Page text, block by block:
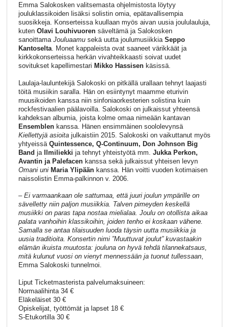
Emma Salokosken valitsemasta ohjelmistosta löytyy
jouluklassikoiden lisäksi solistin omia, epätavallisempia
suosikkeja. Konserteissa kuullaan myös aivan uusia joululauluja,
kuten Olavi Louhivuorensäveltämä ja Salokosken
sanoittama Jouluaamusekä uutta joulumusiikkia Seppo
Kantoselta. Monet kappaleista ovat saaneet värikkäät ja
kirkkokonserteissa herkän vivahteikkaasti soivat uudet
sovitukset kapellimestari Mikko Hassisen käsissä.
Laulaja-lauluntekijä Salokoski on pitkällä urallaan tehnyt laajasti
töitä musiikin saralla. Hän on esiintynyt maamme eturivin
muusikoiden kanssa niin sinfoniaorkesterien solistina kuin
rockfestivaalien päälavoilla. Salokoski on julkaissut yhteensä
kahdeksan albumia, joista kolme omaa nimeään kantavan
Ensemblen kanssa. Hänen ensimmäinen soololevynsä
Kiellettyjä asioita julkaistiin 2015. Salokoski on vaikuttanut myös
yhtyeissä Quintessence, Q-Continuum, Don Johnson Big
Band ja Ilmiliekki ja tehnyt yhteistyötä mm. Jukka Perkon,
Avantin ja Palefacen kanssa sekä julkaissut yhteisen levyn
Omani uni Maria Ylipään kanssa. Hän voitti vuoden kotimaisen
naissolistin Emma-palkinnon v. 2006.
– Ei varmaankaan ole sattumaa, että juuri joulun ympärille on
sävelletty niin paljon musiikkia. Talven pimeyden keskellä
musiikki on paras tapa nostaa mielialaa. Joulu on otollista aikaa
palata vanhoihin klassikoihin, joiden tenho ei koskaan vähene.
Samalla se antaa tilaisuuden luoda täysin uutta musiikkia ja
uusia traditioita. Konsertin nimi ”Muuttuvat joulut” kuvastaakin
elämän ikuista muutosta: jouluna on hyvä tehdä tilannekatsaus,
mitä kulunut vuosi on vienyt mennessään ja tuonut tullessaan,
Emma Salokoski tunnelmoi.
Liput Ticketmasterista palvelumaksuineen:
Normaalihinta 34 €
Eläkeläiset 30 €
Opiskelijat, työttömät ja lapset 18 €
S-Etukortilla 30 €